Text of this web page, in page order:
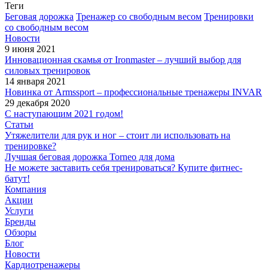
Теги
Беговая дорожка Тренажер со свободным весом Тренировки
со свободным весом
Новости
9 июня 2021
Инновационная скамья от Ironmaster – лучший выбор для
силовых тренировок
14 января 2021
Новинка от Armssport – профессиональные тренажеры INVAR
29 декабря 2020
С наступающим 2021 годом!
Статьи
Утяжелители для рук и ног – стоит ли использовать на
тренировке?
Лучшая беговая дорожка Torneo для дома
Не можете заставить себя тренироваться? Купите фитнес-
батут!
Компания
Акции
Услуги
Бренды
Обзоры
Блог
Новости
Кардиотренажеры